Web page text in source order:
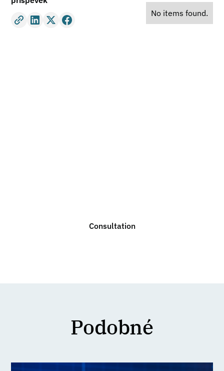
No items found.
Consultation
Podobné